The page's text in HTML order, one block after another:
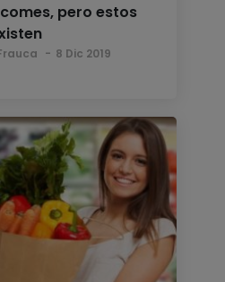
pero estos
8 Dic 2019